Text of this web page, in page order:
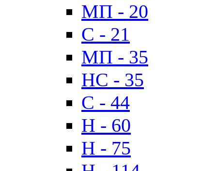
МП - 20
C - 21
МП - 35
HC - 35
C - 44
H - 60
H - 75